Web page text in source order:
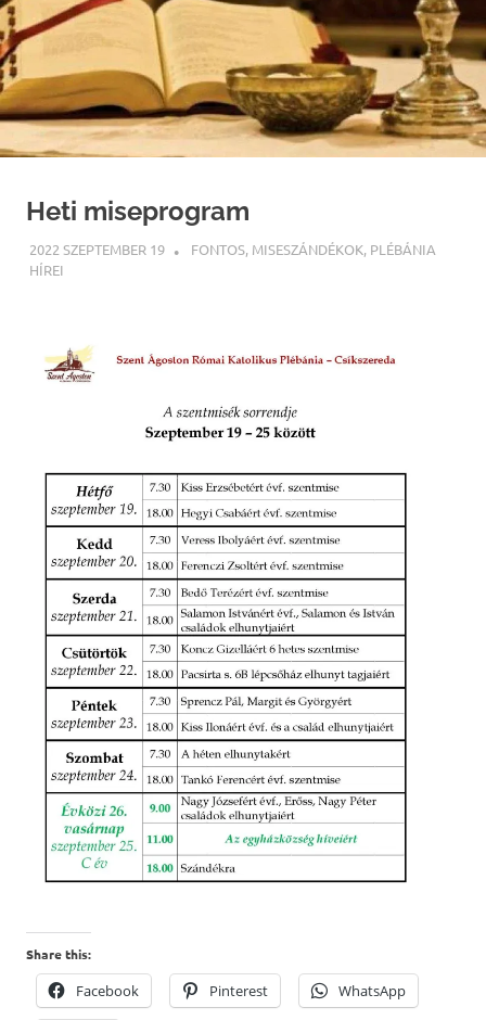
Heti miseprogram
2022 SZEPTEMBER 19 ILLYÉS GELLÉRT
FONTOS, MISESZÁNDÉKOK, PLÉBÁNIA
HÍREI
Share this:
Facebook Pinterest WhatsApp